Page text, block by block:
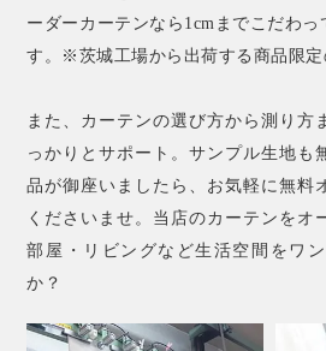
ーダーカーテンなら1cmまでこだわっ
す。※茨城工場から出荷する商品限定
また、カーテンの選び方から測り方
っかりとサポート。サンプル生地も
品が御座いましたら、お気軽に無料
くださいませ。当店のカーテンをオ
部屋・リビングなど生活空間をワ
か？